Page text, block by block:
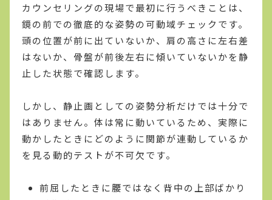
カウンセリングの現場で最初に行うべきことは、
鏡の前での徹底的な姿勢の可動域チェックです。
頭の位置が前に出ていないか、肩の高さに左右差
はないか、骨盤が前後左右に傾いていないかを静
止した状態で確認します。
しかし、静止画としての姿勢分析だけでは十分で
はありません。体は常に動いているため、実際に
動かしたときにどのように関節が連動しているか
を見る動的テストが不可欠です。
前屈したときに腰ではなく背中の上部ばかり